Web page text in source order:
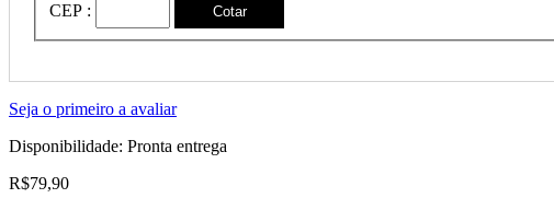
CEP :
Cotar
Seja o primeiro a avaliar
Disponibilidade: Pronta entrega
R$79,90